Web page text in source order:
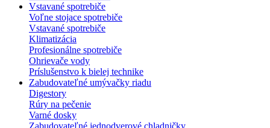
Vstavané spotrebiče
Voľne stojace spotrebiče
Vstavané spotrebiče
Klimatizácia
Profesionálne spotrebiče
Ohrievače vody
Príslušenstvo k bielej technike
Zabudovateľné umývačky riadu
Digestory
Rúry na pečenie
Varné dosky
Zabudovateľné jednodverové chladničky